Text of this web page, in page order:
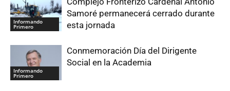
Informando
Primero
Samoré permanecerá cerrado durante
esta jornada
Informando
Primero
Conmemoración Día del Dirigente
Social en la Academia